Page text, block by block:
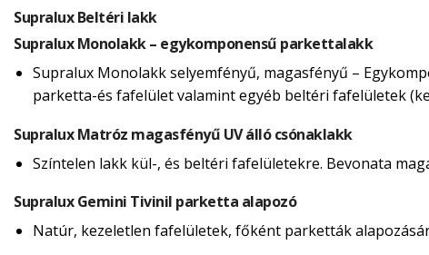
Supralux Beltéri lakk
Supralux Monolakk – egykomponensű parkettalakk
Supralux Monolakk selyemfényű, magasfényű –
parketta-és fafelület valamint egyéb beltéri fafelületek
Supralux Matróz magasfényű UV álló csónaklakk
Színtelen lakk kül-, és beltéri fafelületekre. Bevonata
Supralux Gemini Tivinil parketta alapozó
Natúr, kezeletlen fafelületek, főként parketták